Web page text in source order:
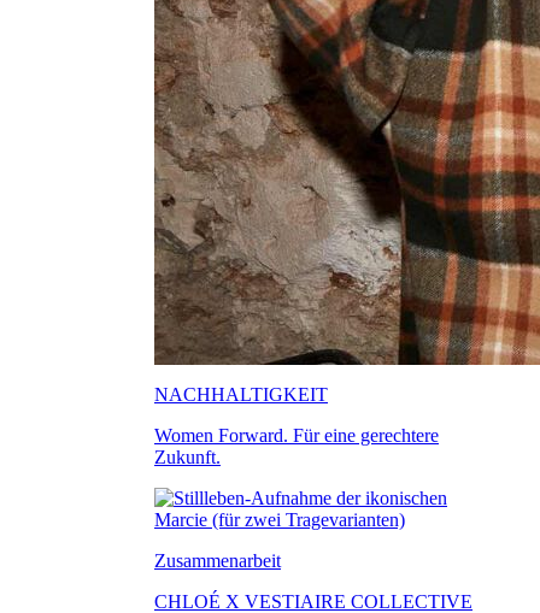
NACHHALTIGKEIT
Women Forward. Für eine gerechtere
Zukunft.
Zusammenarbeit
CHLOÉ X VESTIAIRE COLLECTIVE